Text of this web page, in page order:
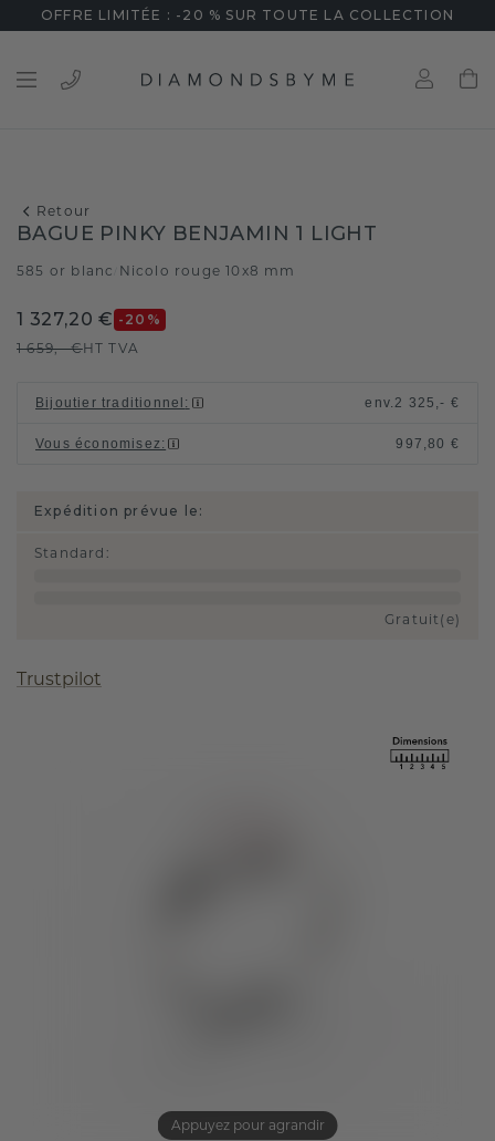
OFFRE LIMITÉE : -20 % SUR TOUTE LA COLLECTION
Retour
Appuyez pour agrandir
BAGUE PINKY BENJAMIN 1 LIGHT
585 or blanc Nicolo rouge 10x8 mm
1 327,20 € -20 %
1 659,- €HT TVA
Bijoutier traditionnel : env.2 325,- €
Vous économisez: 997,80 €
Expédition prévue le:
Standard :
Gratuit(e)
Trustpilot